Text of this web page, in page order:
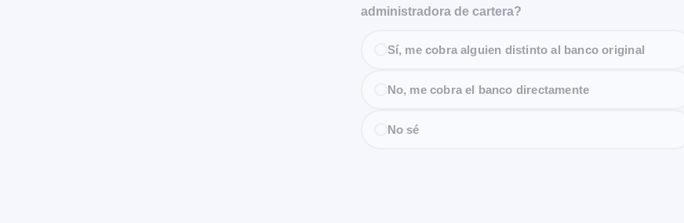
administradora de cartera?
Sí, me cobra alguien distinto al banco original
No, me cobra el banco directamente
No sé